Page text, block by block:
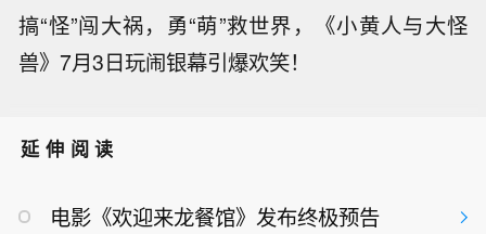
搞“怪”闯大祸，勇“萌”救世界，《小黄人与大怪
兽》7月3日玩闹银幕引爆欢笑！
延伸阅读
电影《欢迎来龙餐馆》发布终极预告